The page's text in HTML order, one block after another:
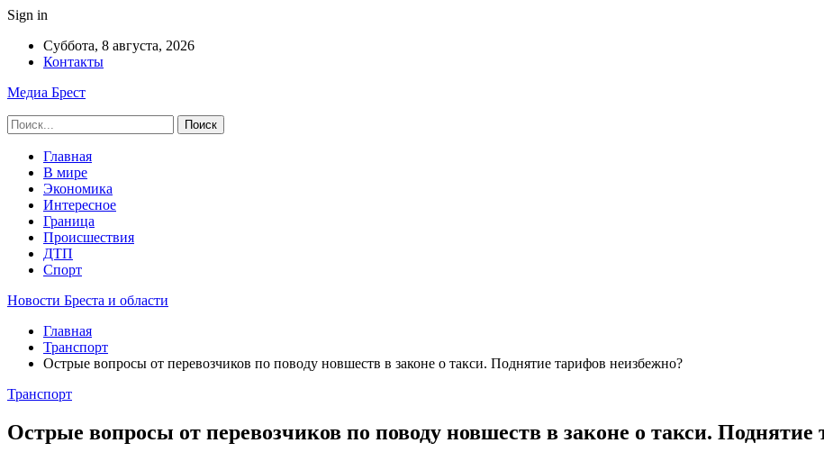
Sign in
Суббота, 8 августа, 2026
Контакты
Медиа Брест
Главная
В мире
Экономика
Интересное
Граница
Происшествия
ДТП
Спорт
Новости Бреста и области
Главная
Транспорт
Острые вопросы от перевозчиков по поводу новшеств в законе о такси. Поднятие тарифов неизбежно?
Транспорт
Острые вопросы от перевозчиков по поводу новшеств в законе о такси. Поднятие